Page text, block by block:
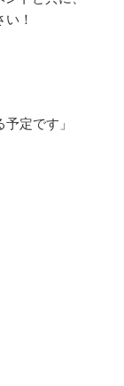
！
定です」